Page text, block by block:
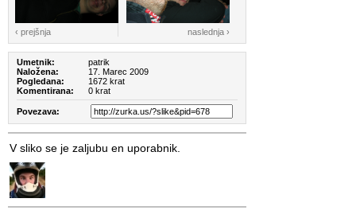
‹ prejšnja naslednja ›
Umetnik:
patrik
Naložena:
17. Marec 2009
Pogledana:
1672 krat
Komentirana:
0 krat
Povezava:
V sliko se je zaljubu en uporabnik.